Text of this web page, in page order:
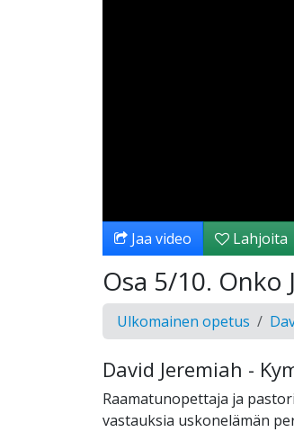
Jaa video Lahjoita
Osa 5/10. Onko
Ulkomainen opetus
David Jeremiah -
Raamatunopettaja ja
vastauksia uskonelämän